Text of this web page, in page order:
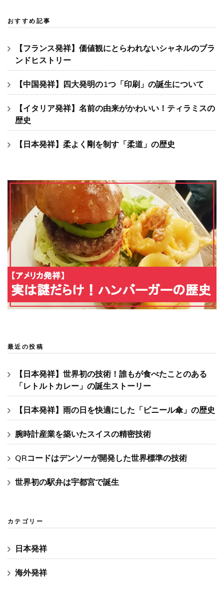
おすすめ記事
【フランス発祥】価値観にとらわれないシャネルのブラ
ンドヒストリー
【中国発祥】四大発明の1つ「印刷」の誕生について
【イタリア発祥】名前の由来がかわいい！ティラミスの
歴史
【日本発祥】柔よく剛を制す「柔道」の歴史
最近の投稿
【日本発祥】世界初の技術！誰もが食べたことのある
「レトルトカレー」の誕生ストーリー
【日本発祥】雨の日を快適にした「ビニール傘」の歴史
腕時計産業を築いたスイスの精密技術
QRコードはデンソーが開発した世界標準の技術
世界初の駅弁は宇都宮で誕生
カテゴリー
日本発祥
海外発祥